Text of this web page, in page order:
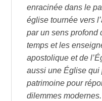
enracinée dans le
église tournée vers
par un sens profond
temps et les
apostolique et de
aussi une Église
patrimoine pour
dilemmes